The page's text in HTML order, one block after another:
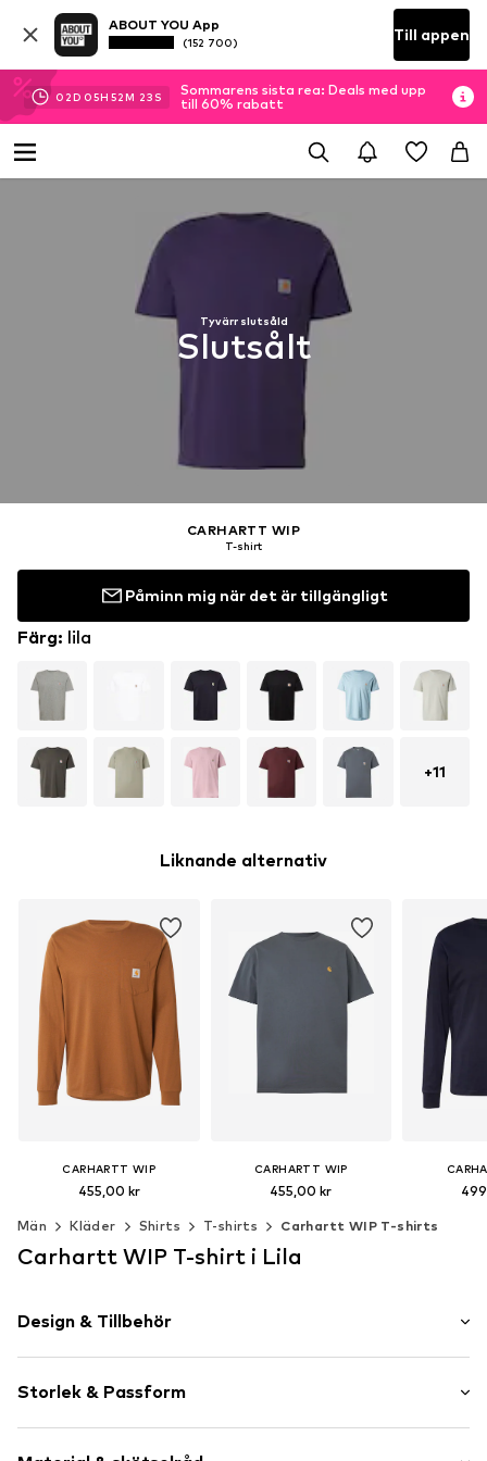
ABOUT YOU App
(152 700) Till appen
02D 05H 52M 23 S
Sommarens sista rea: Deals med upp
till 60% rabatt
Tyvärr slutsåld
Slutsålt
CARHARTT WIP
T-shirt
Påminn mig när det är tillgängligt
Färg: lila
+11
Liknande alternativ
CARHARTT WIP
455,00 kr
Lägg till i varukorgen
CARHARTT WIP
455,00 kr
+5
Tillgängliga storlekar: XS, S, M, L, XL, XXL
Lägg till i varukorgen
Män Kläder Shirts T-shirts Carhartt WIP T-shirts
Carhartt WIP T-shirt i Lila
Design & Tillbehör
Jersey
Rundringning
Vadderad fåll/kant
Storlek & Passform